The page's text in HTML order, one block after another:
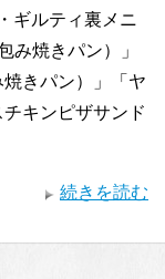
ギルティ裏メニ
み焼きパン）」
焼きパン）」「ヤ
キンピザサンド
続きを読む